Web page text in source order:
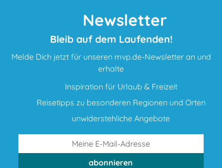
Newsletter
Bleib auf dem Laufenden!
Melde Dich jetzt für unseren mvp.de-Newsletter an und
erhalte
Inspiration für Urlaub & Freizeit
Reisetipps zu besonderen Regionen und Orten
unwiderstehliche Angebote
abonnieren